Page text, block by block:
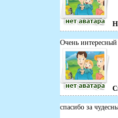
Очень
спасибо за